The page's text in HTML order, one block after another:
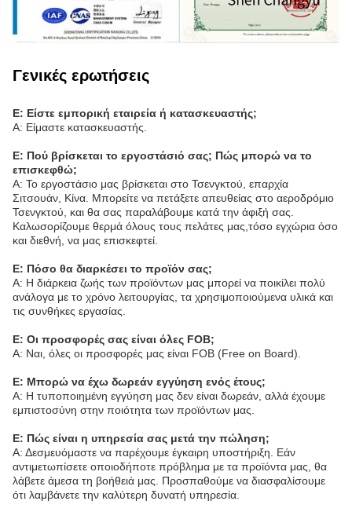
Γενικές ερωτήσεις
Ε: Είστε εμπορική εταιρεία ή κατασκευαστής;
Α: Είμαστε κατασκευαστής.
Ε: Πού βρίσκεται το εργοστάσιό σας; Πώς μπορώ να το
επισκεφθώ;
Α: Το εργοστάσιο μας βρίσκεται στο Τσενγκτού, επαρχία
Σιτσουάν, Κίνα. Μπορείτε να πετάξετε απευθείας στο αεροδρόμιο
Τσενγκτού, και θα σας παραλάβουμε κατά την άφιξή σας.
Καλωσορίζουμε θερμά όλους τους πελάτες μας,τόσο εγχώρια όσο
και διεθνή, να μας επισκεφτεί.
Ε: Πόσο θα διαρκέσει το προϊόν σας;
Α: Η διάρκεια ζωής των προϊόντων μας μπορεί να ποικίλει πολύ
ανάλογα με το χρόνο λειτουργίας, τα χρησιμοποιούμενα υλικά και
τις συνθήκες εργασίας.
Ε: Οι προσφορές σας είναι όλες FOB;
Α: Ναι, όλες οι προσφορές μας είναι FOB (Free on Board).
Ε: Μπορώ να έχω δωρεάν εγγύηση ενός έτους;
Α: Η τυποποιημένη εγγύηση μας δεν είναι δωρεάν, αλλά έχουμε
εμπιστοσύνη στην ποιότητα των προϊόντων μας.
Ε: Πώς είναι η υπηρεσία σας μετά την πώληση;
Α: Δεσμευόμαστε να παρέχουμε έγκαιρη υποστήριξη. Εάν
αντιμετωπίσετε οποιοδήποτε πρόβλημα με τα προϊόντα μας, θα
λάβετε άμεσα τη βοήθειά μας. Προσπαθούμε να διασφαλίσουμε
ότι λαμβάνετε την καλύτερη δυνατή υπηρεσία.